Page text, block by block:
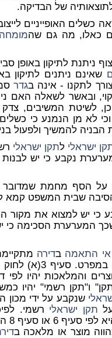
של הבדיקה.
כשלים האופייניים
כאלו, מה גם שהמומחה
ניתנת לתיקון באופן
שאינם ניתנים לתיקון
לתקנו - אינה בגדר
ובאשר לשאלה האם
לשיטת המשיבים,
לא מן הנמנע כי
להמשיך ולפעול
ישראלי לתקן ישראלי
נקבע כי יש
על הסף מחמת
שבית המשפט קמא
כי יש למצוא את מקור ה
המערערת הסכימה כי
אי התאמה בדירה
מהאמור בתקן רשמי,
והמלאכות יהיו לפי
שנקבע על ידי מכון ה
תקן ישראלי רשמי.
מוצר או מלאכה ב